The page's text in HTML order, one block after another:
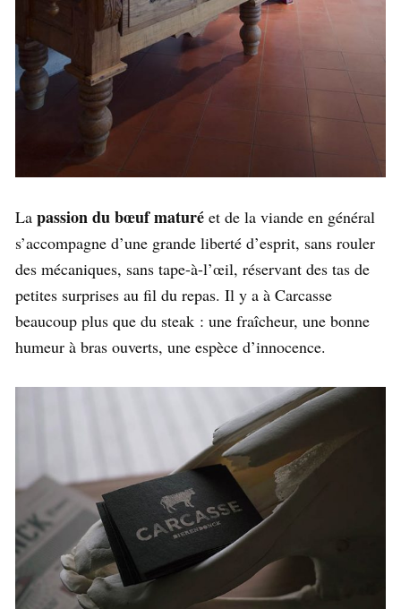
La passion du bœuf maturé et de la viande en général
s’accompagne d’une grande liberté d’esprit, sans rouler
des mécaniques, sans tape-à-l’œil, réservant des tas de
petites surprises au fil du repas. Il y a à Carcasse
beaucoup plus que du steak : une fraîcheur, une bonne
humeur à bras ouverts, une espèce d’innocence.